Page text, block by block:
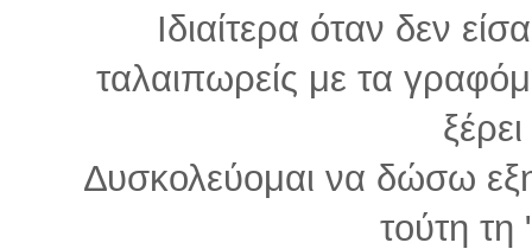
Ιδιαίτερα όταν δεν
ταλαιπωρείς με τα
∆υσκολεύομαι να δώσω
τούτη